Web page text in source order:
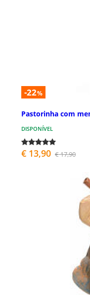
-22%
Pastorinha com
DISPONÍVEL
€ 13,90 € 17,90